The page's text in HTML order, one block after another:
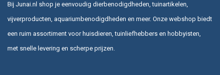
Bij Junai.nl shop je eenvoudig dierbenodigdheden, tuinartikelen,
vijverproducten, aquariumbenodigdheden en meer. Onze webshop biedt
een ruim assortiment voor huisdieren, tuinliefhebbers en hobbyisten,
met snelle levering en scherpe prijzen.